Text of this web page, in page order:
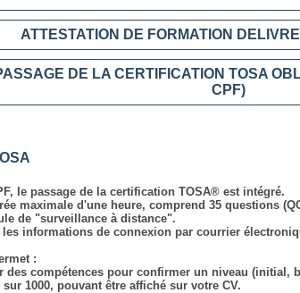
ATTESTATION DE FORMATION
DE LA CERTIFICATION TOSA
CPF)
le passage de la certification TOSA® est intégré.
maximale d'une heure, comprend 35 questions
de "surveillance à distance".
les informations de connexion par courrier
:
des compétences pour confirmer un niveau (initial,
1000, pouvant être affiché sur votre CV.